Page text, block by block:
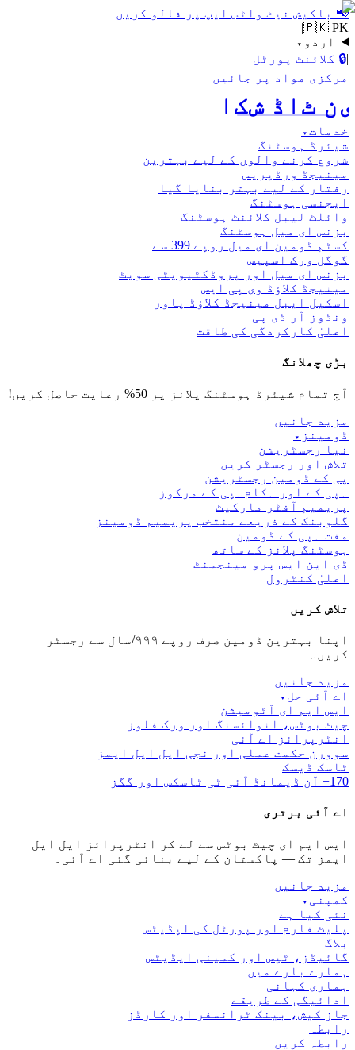
📢 باکیش نیٹ واٹس ایپ پر فالو کریں
🇵🇰 PK
|
اردو ▾
|
🔒 کلائنٹ پورٹل
مرکزی مواد پر جائیں
ڈاٹ نیٹ
خدمات▾
شیئرڈ ہوسٹنگ
شروع کرنے والوں کے لیے بہترین
مینیجڈ ورڈپریس
رفتار کے لیے بہتر بنایا گیا
ایجنسی ہوسٹنگ
وائلٹ لیبل کلائنٹ ہوسٹنگ
بزنس ای میل ہوسٹنگ
کسٹم ڈومین ای میل روپے 399 سے
گوگل ورک اسپیس
بزنس ای میل اور پروڈکٹیویٹی سویٹ
مینیجڈ کلاؤڈ وی پی ایس
اسکیل ایبل مینیجڈ کلاؤڈ پاور
ونڈوز آر ڈی پی
اعلیٰ کارکردگی کی طاقت
بڑی چھلانگ
آج تمام شیئرڈ ہوسٹنگ پلانز پر 50% رعایت حاصل کریں!
مزید جانیں
ڈومینز ▾
نیا رجسٹریشن
تلاش اور رجسٹر کریں
پی کے ڈومین رجسٹریشن
۔پی کے اور ۔کام۔پی کے مرکوز
پریمیم آفٹر مارکیٹ
گلوبنک کے ذریعے منتخب پریمیم ڈومینز
مفت ۔پی کے ڈومین
ہوسٹنگ پلانز کے ساتھ
ڈی این ایس پرو مینجمنٹ
اعلیٰ کنٹرول
تلاش کریں
اپنا بہترین ڈومین صرف روپے ۹۹۹/سال سے رجسٹر
کریں۔
مزید جانیں
اے آئی حل ▾
ایس ایم ای آٹومیشن
چیٹ بوٹس، انوائسنگ اور ورک فلوز
انٹرپرائز اے آئی
سوورن حکمت عملی اور نجی ایل ایل ایمز
ٹاسک ڈیسک
170+ آن ڈیمانڈ آئی ٹی ٹاسکس اور گگز
اے آئی برتری
ایس ایم ای چیٹ بوٹس سے لے کر انٹرپرائز ایل ایل
ایمز تک — پاکستان کے لیے بنائی گئی اے آئی۔
مزید جانیں
کمپنی ▾
نئی کیا ہے
پلیٹ فارم اور پورٹل کی اپڈیٹس
بلاگ
گائیڈز، ٹپس اور کمپنی اپڈیٹس
ہمارے بارے میں
ہماری کہانی
ادائیگی کے طریقے
جاز کیش، بینک ٹرانسفر اور کارڈز
رابطہ
رابطہ کریں